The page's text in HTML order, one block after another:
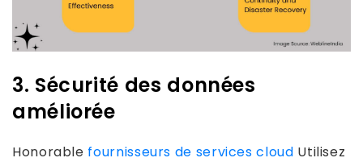
3. Sécurité des données
améliorée
Honorable fournisseurs de services cloud Utilisez